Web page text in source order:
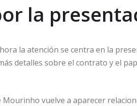
la
la atención se centra en la
detalles sobre el contrato y el
vuelve a aparecer